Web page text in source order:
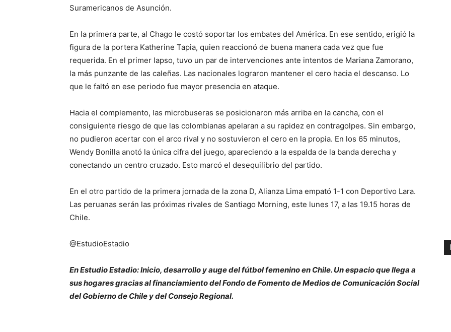
Suramericanos de Asunción.
En la primera parte, al Chago le costó soportar los embates del América. En ese sentido, erigió la
figura de la portera Katherine Tapia, quien reaccionó de buena manera cada vez que fue
requerida. En el primer lapso, tuvo un par de intervenciones ante intentos de Mariana Zamorano,
la más punzante de las caleñas. Las nacionales lograron mantener el cero hacia el descanso. Lo
que le faltó en ese periodo fue mayor presencia en ataque.
Hacia el complemento, las microbuseras se posicionaron más arriba en la cancha, con el
consiguiente riesgo de que las colombianas apelaran a su rapidez en contragolpes. Sin embargo,
no pudieron acertar con el arco rival y no sostuvieron el cero en la propia. En los 65 minutos,
Wendy Bonilla anotó la única cifra del juego, apareciendo a la espalda de la banda derecha y
conectando un centro cruzado. Esto marcó el desequilibrio del partido.
En el otro partido de la primera jornada de la zona D, Alianza Lima empató 1-1 con Deportivo Lara.
Las peruanas serán las próximas rivales de Santiago Morning, este lunes 17, a las 19.15 horas de
Chile.
@EstudioEstadio
En Estudio Estadio: Inicio, desarrollo y auge del fútbol femenino en Chile. Un espacio que llega a
sus hogares gracias al financiamiento del Fondo de Fomento de Medios de Comunicación Social
del Gobierno de Chile y del Consejo Regional.